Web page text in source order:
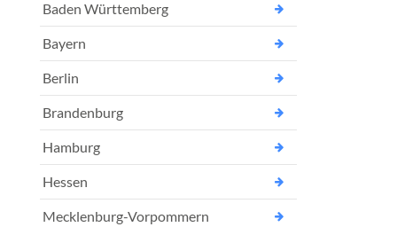
Baden Württemberg
Bayern
Berlin
Brandenburg
Hamburg
Hessen
Mecklenburg-Vorpommern